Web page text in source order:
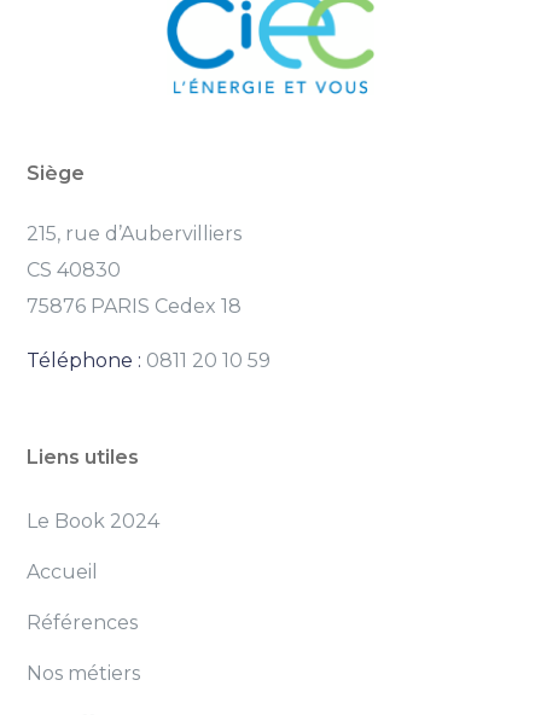
Siège
215, rue d’Aubervilliers
CS 40830
75876 PARIS Cedex 18
Téléphone : 0811 20 10 59
Liens utiles
Le Book 2024
Accueil
Références
Nos métiers